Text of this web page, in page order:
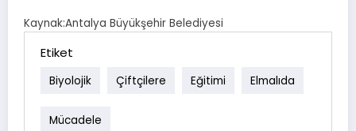
Kaynak:Antalya Büyükşehir Belediyesi
Etiket
Biyolojik Çiftçilere Eğitimi Elmalıda
Mücadele